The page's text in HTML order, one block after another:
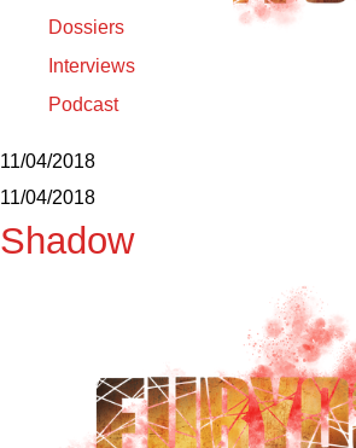
Dossiers
Interviews
Podcast
11/04/2018
11/04/2018
Shadow